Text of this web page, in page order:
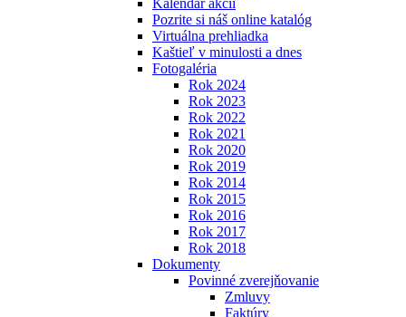
Kalendár akcií
Pozrite si náš online katalóg
Virtuálna prehliadka
Kaštieľ v minulosti a dnes
Fotogaléria
Rok 2024
Rok 2023
Rok 2022
Rok 2021
Rok 2020
Rok 2019
Rok 2014
Rok 2015
Rok 2016
Rok 2017
Rok 2018
Dokumenty
Povinné zverejňovanie
Zmluvy
Faktúry